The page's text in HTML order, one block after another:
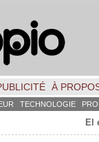
À
TECHNOLOGIE
El